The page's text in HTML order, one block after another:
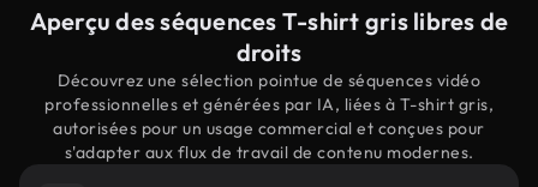
Aperçu des séquences T-shirt gris libres de
droits
Découvrez une sélection pointue de séquences vidéo
professionnelles et générées par IA, liées à T-shirt gris,
autorisées pour un usage commercial et conçues pour
s'adapter aux flux de travail de contenu modernes.